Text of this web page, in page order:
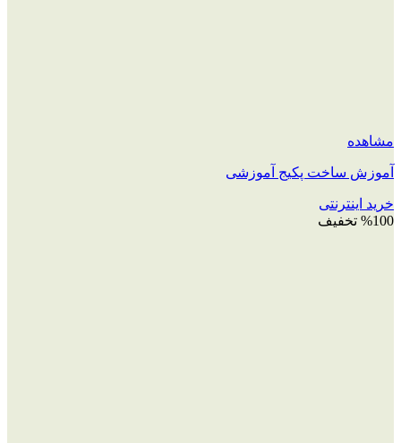
مشاهده
آموزش ساخت پکیج آموزشی
خرید اینترنتی
%100 تخفیف